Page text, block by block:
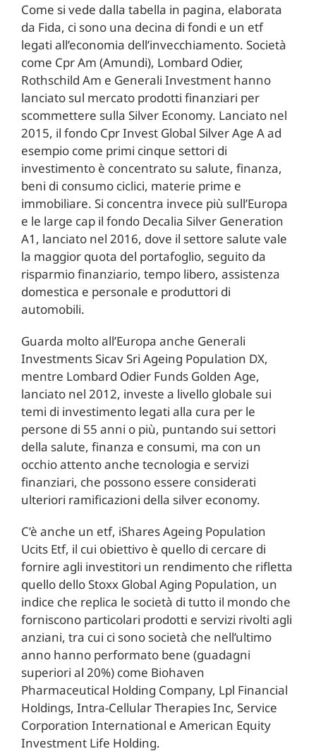
Come si vede dalla tabella in pagina, elaborata
da Fida, ci sono una decina di fondi e un etf
legati all’economia dell’invecchiamento. Società
come Cpr Am (Amundi), Lombard Odier,
Rothschild Am e Generali Investment hanno
lanciato sul mercato prodotti finanziari per
scommettere sulla Silver Economy. Lanciato nel
2015, il fondo Cpr Invest Global Silver Age A ad
esempio come primi cinque settori di
investimento è concentrato su salute, finanza,
beni di consumo ciclici, materie prime e
immobiliare. Si concentra invece più sull’Europa
e le large cap il fondo Decalia Silver Generation
A1, lanciato nel 2016, dove il settore salute vale
la maggior quota del portafoglio, seguito da
risparmio finanziario, tempo libero, assistenza
domestica e personale e produttori di
automobili.
Guarda molto all’Europa anche Generali
Investments Sicav Sri Ageing Population DX,
mentre Lombard Odier Funds Golden Age,
lanciato nel 2012, investe a livello globale sui
temi di investimento legati alla cura per le
persone di 55 anni o più, puntando sui settori
della salute, finanza e consumi, ma con un
occhio attento anche tecnologia e servizi
finanziari, che possono essere considerati
ulteriori ramificazioni della silver economy.
C’è anche un etf, iShares Ageing Population
Ucits Etf, il cui obiettivo è quello di cercare di
fornire agli investitori un rendimento che rifletta
quello dello Stoxx Global Aging Population, un
indice che replica le società di tutto il mondo che
forniscono particolari prodotti e servizi rivolti agli
anziani, tra cui ci sono società che nell’ultimo
anno hanno performato bene (guadagni
superiori al 20%) come Biohaven
Pharmaceutical Holding Company, Lpl Financial
Holdings, Intra-Cellular Therapies Inc, Service
Corporation International e American Equity
Investment Life Holding.